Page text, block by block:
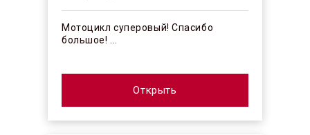
Мотоцикл суперовый! Спасибо
большое! ...
Открыть